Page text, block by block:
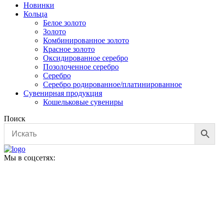
Новинки
Кольца
Белое золото
Золото
Комбинированное золото
Красное золото
Оксидированное серебро
Позолоченное серебро
Серебро
Серебро родированное/платинированное
Сувенирная продукция
Кошельковые сувениры
Поиск
Мы в соцсетях: